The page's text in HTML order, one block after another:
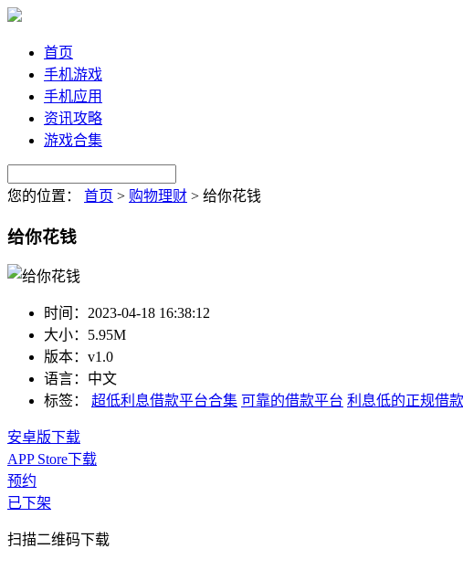
首页
手机游戏
手机应用
资讯攻略
游戏合集
您的位置： 首页 > 购物理财 > 给你花钱
给你花钱
时间： 2023-04-18 16:38:12
大小： 5.95M
版本： v1.0
语言： 中文
标签：
超低利息借款平台合集 可靠的借款平台 利息低的正规借
安卓版下载
APP Store下载
预约
已下架
扫描二维码下载